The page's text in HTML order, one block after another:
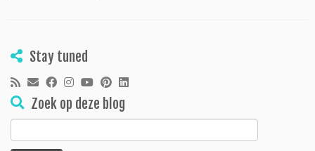
Stay tuned
Zoek op deze blog
Zoeken
naar: